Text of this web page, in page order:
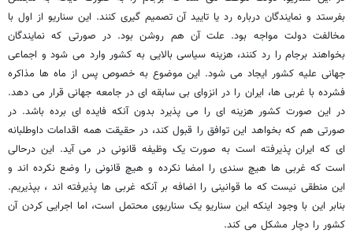
بفرستد و نمایندگان درباره رد یا تایید آن تصمیم گیری کنند. این سناریو از اول با
مخالفت دولت مواجه بود. علت آن هم روشن بود. در صورتی که نمایندگان
بخواهند برجام را رد کنند، هزینه سیاسی بالایی به کشور وارد می شود و اجماعی
جهانی علیه کشور ایجاد می شود. این موضوع به خصوص پس از ماه ها مذاکره
فشرده با غربی ها، ایران را در انزوای بی سابقه ای در جامعه جهانی قرار می دهد.
در این صورت کشور هزینه ای را می پذیرد بدون آنکه فایده ای برده باشد. در
صورتی هم که بخواهد این توافق را قبول کند، در حقیقت همه اقدامات داوطلبانه
ای که ایران پذیرفته است به صورت یک وظیفه قانونی در می آید. این درحالی
است که غربی ها هیچ سندی را امضا نکرده و هیچ قانونی را وضع نکرده اند و
این منطقی نیست که ما قوانینی را اضافه بر آنکه غربی ها پذیرفته اند ، بپذیریم.
بنابر این با وجود اینکه این سناریو یک سناریوی محتمل است، اما اجرایی کردن آن
کشور را دچار مشکل می کند.